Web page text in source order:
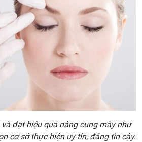
đạt hiệu quả nâng cung mày như
cơ sở thực hiện uy tín, đáng tin cậy.